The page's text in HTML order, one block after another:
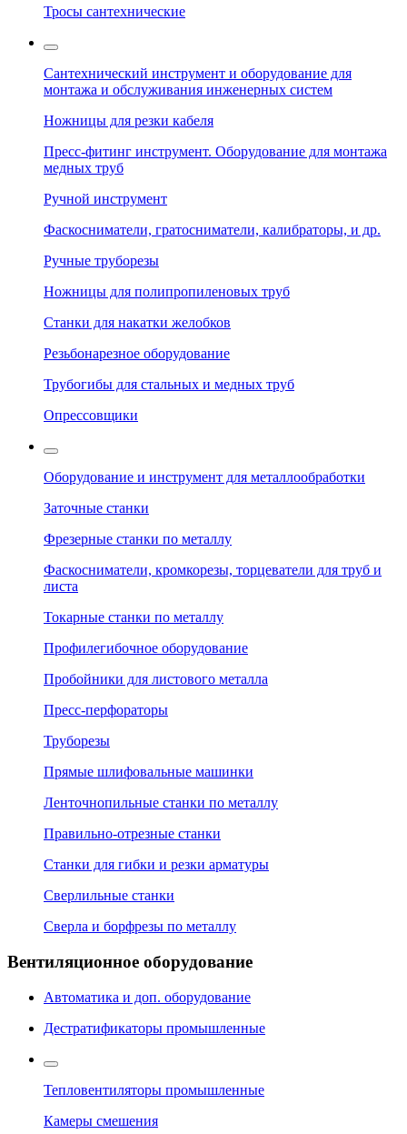
Тросы сантехнические
Сантехнический инструмент и оборудование для
монтажа и обслуживания инженерных систем
Ножницы для резки кабеля
Пресс-фитинг инструмент. Оборудование для монтажа
медных труб
Ручной инструмент
Фаскосниматели, гратосниматели, калибраторы, и др.
Ручные труборезы
Ножницы для полипропиленовых труб
Станки для накатки желобков
Резьбонарезное оборудование
Трубогибы для стальных и медных труб
Опрессовщики
Оборудование и инструмент для металлообработки
Заточные станки
Фрезерные станки по металлу
Фаскосниматели, кромкорезы, торцеватели для труб и
листа
Токарные станки по металлу
Профилегибочное оборудование
Пробойники для листового металла
Пресс-перфораторы
Труборезы
Прямые шлифовальные машинки
Ленточнопильные станки по металлу
Правильно-отрезные станки
Станки для гибки и резки арматуры
Сверлильные станки
Сверла и борфрезы по металлу
Вентиляционное оборудование
Автоматика и доп. оборудование
Дестратификаторы промышленные
Тепловентиляторы промышленные
Камеры смешения